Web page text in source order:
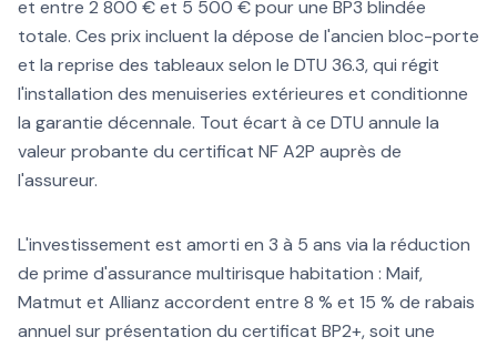
et entre 2 800 € et 5 500 € pour une BP3 blindée
totale. Ces prix incluent la dépose de l'ancien bloc-porte
et la reprise des tableaux selon le DTU 36.3, qui régit
l'installation des menuiseries extérieures et conditionne
la garantie décennale. Tout écart à ce DTU annule la
valeur probante du certificat NF A2P auprès de
l'assureur.
L'investissement est amorti en 3 à 5 ans via la réduction
de prime d'assurance multirisque habitation : Maif,
Matmut et Allianz accordent entre 8 % et 15 % de rabais
annuel sur présentation du certificat BP2+, soit une